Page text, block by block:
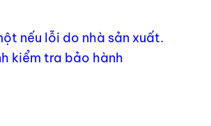
nếu lỗi do nhà sản xuất.
kiểm tra bảo hành